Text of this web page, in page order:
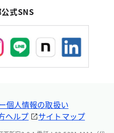
式SNS
個人情報の取扱い
ヘルプ サイトマップ